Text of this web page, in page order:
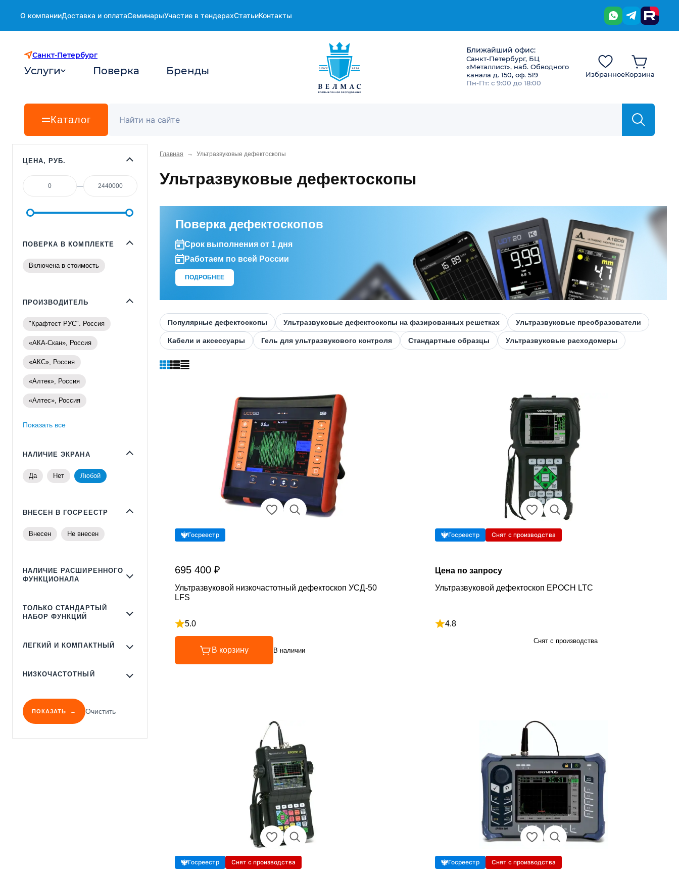
О компанииДоставка и оплатаСеминарыУчастие в тендерахСтатьиКонтакты
Санкт-Петербург
Услуги Поверка Бренды
Ближайший офис:
Санкт-Петербург, БЦ
«Металлист», наб. Обводного
канала д. 150, оф. 519
Пн-Пт: с 9:00 до 18:00
ИзбранноеКорзина
Каталог
Главная → Ультразвуковые дефектоскопы
Ультразвуковые дефектоскопы
Поверка дефектоскопов
Срок выполнения от 1 дня
Работаем по всей России
ПОДРОБНЕЕ
Популярные дефектоскопы Ультразвуковые дефектоскопы на фазированных решетках Ультразвуковые преобразователи
Кабели и аксессуары Гель для ультразвукового контроля Стандартные образцы Ультразвуковые расходомеры
Госреестр
695 400 ₽
Ультразвуковой низкочастотный дефектоскоп УСД-50
LFS
5.0
Рейтинг 5 из 5
В корзину В наличии
Госреестр Снят с производства
Цена по запросу
Ультразвуковой дефектоскоп EPOCH LTC
4.8
Рейтинг 4.8 из 5
Снят с производства
Госреестр Снят с производства Госреестр Снят с производства
ЦЕНА, РУБ.
—
ПОВЕРКА В КОМПЛЕКТЕ
Включена в стоимость
ПРОИЗВОДИТЕЛЬ
"Крафтест РУС". Россия
«АКА-Скан», Россия
«АКС», Россия
«Алтек», Россия
«Алтес», Россия
Показать все
НАЛИЧИЕ ЭКРАНА
Да Нет Любой
ВНЕСЕН В ГОСРЕЕСТР
Внесен Не внесен
НАЛИЧИЕ РАСШИРЕННОГО
ФУНКЦИОНАЛА
ТОЛЬКО СТАНДАРТЫЙ
НАБОР ФУНКЦИЙ
ЛЕГКИЙ И КОМПАКТНЫЙ
НИЗКОЧАСТОТНЫЙ
ПОКАЗАТЬ Очистить